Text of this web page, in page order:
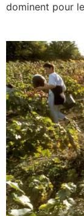
dominent pour